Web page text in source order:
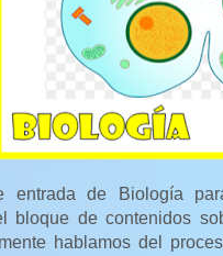
entrada de Biología
bloque de contenidos
hablamos del